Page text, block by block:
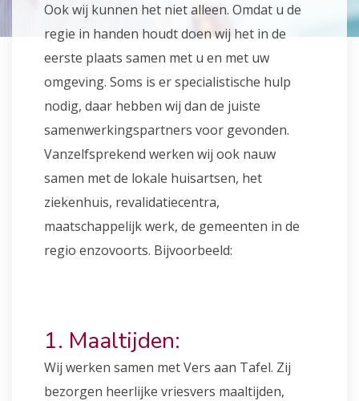
Ook wij kunnen het niet alleen. Omdat u de
regie in handen houdt doen wij het in de
eerste plaats samen met u en met uw
omgeving. Soms is er specialistische hulp
nodig, daar hebben wij dan de juiste
samenwerkingspartners voor gevonden.
Vanzelfsprekend werken wij ook nauw
samen met de lokale huisartsen, het
ziekenhuis, revalidatiecentra,
maatschappelijk werk, de gemeenten in de
regio enzovoorts. Bijvoorbeeld:
1. Maaltijden:
Wij werken samen met Vers aan Tafel. Zij
bezorgen heerlijke vriesvers maaltijden,